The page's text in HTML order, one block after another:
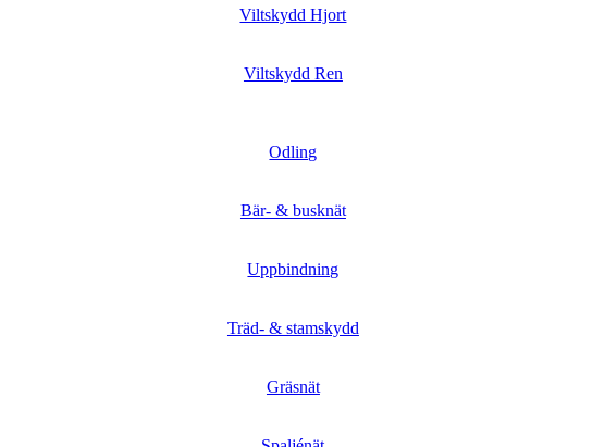
Viltskydd Hjort
Viltskydd Ren
Odling
Bär- & busknät
Uppbindning
Träd- & stamskydd
Gräsnät